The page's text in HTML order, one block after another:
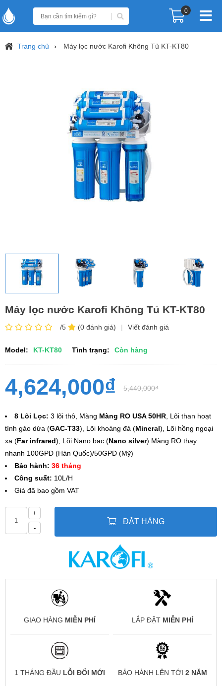
0
Trang chủ Máy lọc nước Karofi Không Tủ KT-KT80
Máy lọc nước Karofi Không Tủ KT-KT80
/5 (0 đánh giá) | Viết đánh giá
Model: KT-KT80 Tình trạng: Còn hàng
4,624,000₫ 5,440,000₫
8 Lõi Lọc: 3 lõi thô, Màng Màng RO USA 50HR , Lõi than hoạt
tính gáo dừa (GAC-T33), Lõi khoáng đá (Mineral), Lõi hồng ngoại
xa (Far infrared), Lõi Nano bạc (Nano silver) Màng RO thay
nhanh 100GPD (Hàn Quốc)/50GPD (Mỹ)
Bảo hành: 36 tháng
Công suất: 10L/H
Giá đã bao gồm VAT
+
-
ĐẶT HÀNG
GIAO HÀNG MIỄN PHÍ LẮP ĐẶT MIỄN PHÍ
1 THÁNG ĐẦU LỖI ĐỔI MỚI BẢO HÀNH LÊN TỚI 2 NĂM